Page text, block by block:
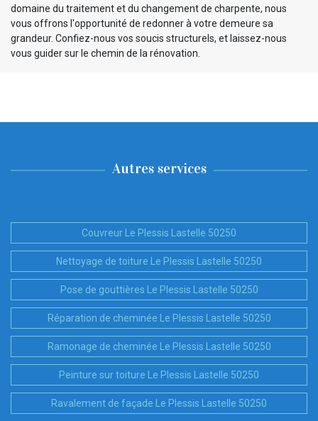
domaine du traitement et du changement de charpente, nous
vous offrons l'opportunité de redonner à votre demeure sa
grandeur. Confiez-nous vos soucis structurels, et laissez-nous
vous guider sur le chemin de la rénovation.
Autres services
Couvreur Le Plessis Lastelle 50250
Nettoyage de toiture Le Plessis Lastelle 50250
Pose de gouttières Le Plessis Lastelle 50250
Réparation de cheminée Le Plessis Lastelle 50250
Ramonage de cheminée Le Plessis Lastelle 50250
Peinture sur toiture Le Plessis Lastelle 50250
Ravalement de façade Le Plessis Lastelle 50250